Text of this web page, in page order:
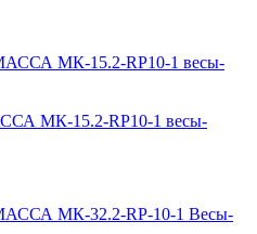
МК-15.2-RP10-1 весы-